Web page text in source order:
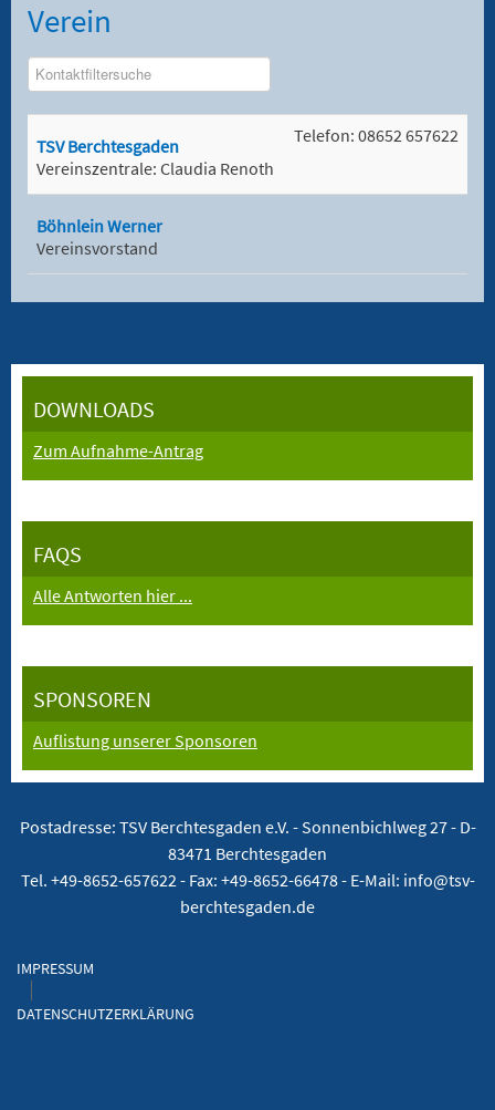
Verein
Versteckt COM_CONTACT__FILTER_LABEL
Telefon: 08652 657622
TSV Berchtesgaden
Vereinszentrale: Claudia Renoth
Böhnlein Werner
Vereinsvorstand
DOWNLOADS
Zum Aufnahme-Antrag
FAQS
Alle Antworten hier ...
SPONSOREN
Auflistung unserer Sponsoren
Postadresse: TSV Berchtesgaden e.V. -Sonnenbichlweg 27 - D-
83471 Berchtesgaden
Tel. +49-8652-657622 - Fax: +49-8652-66478 - E-Mail: info@tsv-
berchtesgaden.de
IMPRESSUM
DATENSCHUTZERKLÄRUNG